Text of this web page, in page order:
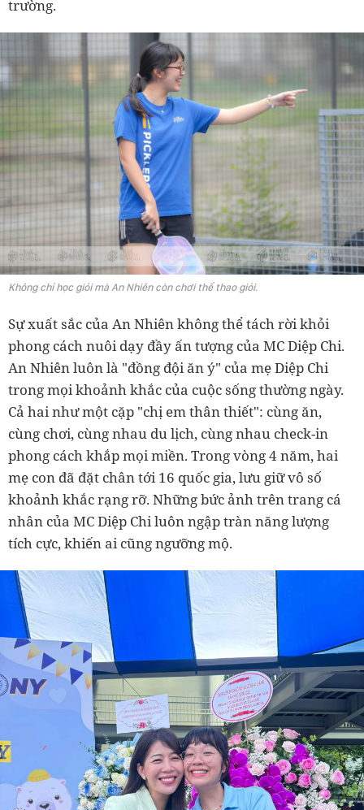
trường.
Không chỉ học giỏi mà An Nhiên còn chơi thể thao giỏi.
Sự xuất sắc của An Nhiên không thể tách rời khỏi
phong cách nuôi dạy đầy ấn tượng của MC Diệp Chi.
An Nhiên luôn là "đồng đội ăn ý" của mẹ Diệp Chi
trong mọi khoảnh khắc của cuộc sống thường ngày.
Cả hai như một cặp "chị em thân thiết": cùng ăn,
cùng chơi, cùng nhau du lịch, cùng nhau check-in
phong cách khắp mọi miền. Trong vòng 4 năm, hai
mẹ con đã đặt chân tới 16 quốc gia, lưu giữ vô số
khoảnh khắc rạng rỡ. Những bức ảnh trên trang cá
nhân của MC Diệp Chi luôn ngập tràn năng lượng
tích cực, khiến ai cũng ngưỡng mộ.